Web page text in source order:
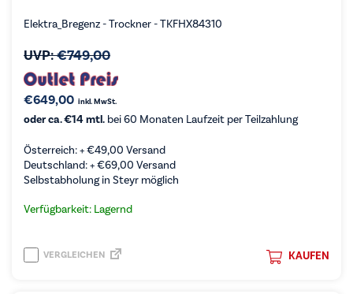
Elektra_Bregenz - Trockner - TKFHX84310
UVP:€749,00
€649,00 inkl. MwSt.
oder ca. €14 mtl. bei 60 Monaten Laufzeit per Teilzahlung
Österreich: +€49,00 Versand
Deutschland: +€69,00 Versand
Selbstabholung in Steyr möglich
Verfügbarkeit: Lagernd
KAUFEN
VERGLEICHEN